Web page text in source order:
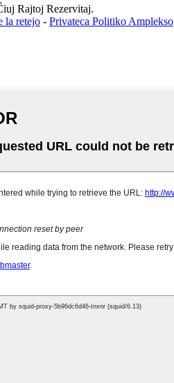
Rajtoj Rezervitaj.
la retejo - Privateca Politiko Amplekso